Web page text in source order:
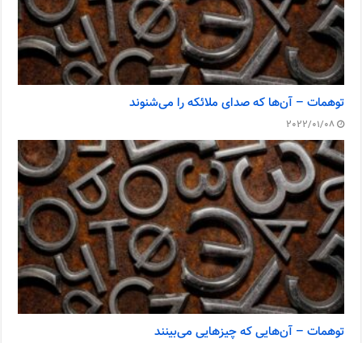
توهمات – آن‌ها که صدای ملائکه را می‌شنوند
2022/01/08
توهمات – آن‌هایی که چیزهایی می‌بینند